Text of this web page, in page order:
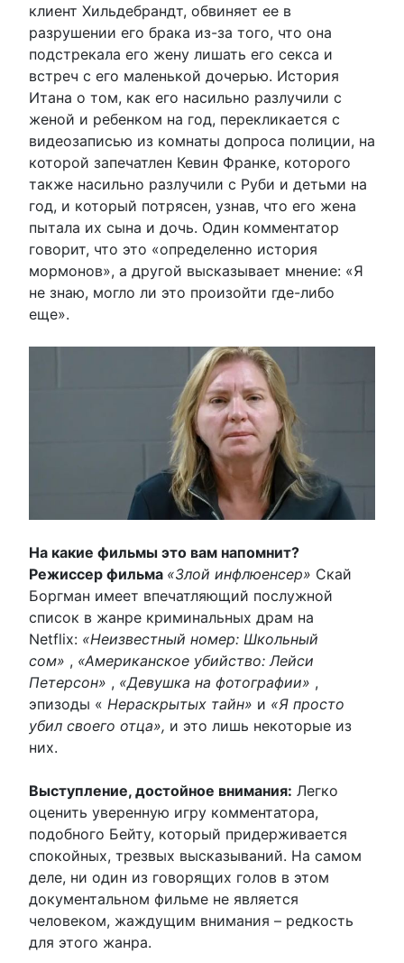
клиент Хильдебрандт, обвиняет ее в
разрушении его брака из-за того, что она
подстрекала его жену лишать его секса и
встреч с его маленькой дочерью. История
Итана о том, как его насильно разлучили с
женой и ребенком на год, перекликается с
видеозаписью из комнаты допроса полиции, на
которой запечатлен Кевин Франке, которого
также насильно разлучили с Руби и детьми на
год, и который потрясен, узнав, что его жена
пытала их сына и дочь. Один комментатор
говорит, что это «определенно история
мормонов», а другой высказывает мнение: «Я
не знаю, могло ли это произойти где-либо
еще».
На какие фильмы это вам напомнит?
Режиссер фильма «Злой инфлюенсер» Скай
Боргман имеет впечатляющий послужной
список в жанре криминальных драм на
Netflix: «Неизвестный номер: Школьный
сом» , «Американское убийство: Лейси
Петерсон» , «Девушка на фотографии» ,
эпизоды « Нераскрытых тайн» и «Я просто
убил своего отца», и это лишь некоторые из
них.
Выступление, достойное внимания: Легко
оценить уверенную игру комментатора,
подобного Бейту, который придерживается
спокойных, трезвых высказываний. На самом
деле, ни один из говорящих голов в этом
документальном фильме не является
человеком, жаждущим внимания – редкость
для этого жанра.